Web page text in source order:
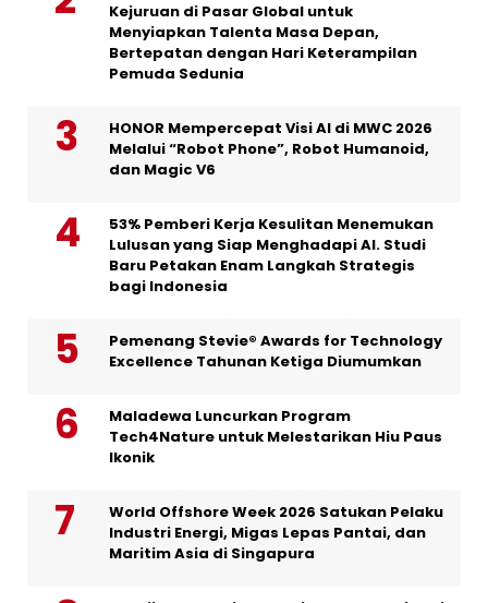
Kejuruan di Pasar Global untuk
Menyiapkan Talenta Masa Depan,
Bertepatan dengan Hari Keterampilan
Pemuda Sedunia
HONOR Mempercepat Visi AI di MWC 2026
Melalui “Robot Phone”, Robot Humanoid,
dan Magic V6
53% Pemberi Kerja Kesulitan Menemukan
Lulusan yang Siap Menghadapi AI. Studi
Baru Petakan Enam Langkah Strategis
bagi Indonesia
Pemenang Stevie® Awards for Technology
Excellence Tahunan Ketiga Diumumkan
Maladewa Luncurkan Program
Tech4Nature untuk Melestarikan Hiu Paus
Ikonik
World Offshore Week 2026 Satukan Pelaku
Industri Energi, Migas Lepas Pantai, dan
Maritim Asia di Singapura